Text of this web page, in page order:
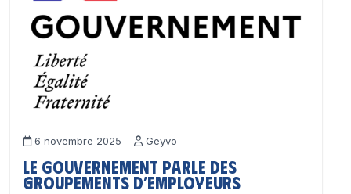
6 novembre 2025 Geyvo
Le Gouvernement parle des
groupements d’employeurs